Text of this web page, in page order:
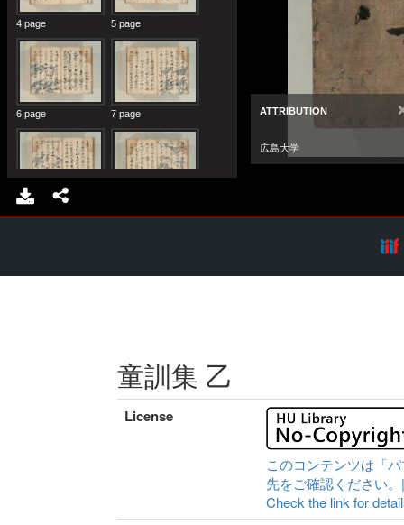
童訓集 乙
License
このコンテンツは「
先をご確認ください
Check the link for